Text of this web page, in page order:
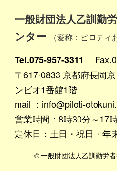
一般財団法人乙訓勤
ンター
（愛称：ピロティ
Tel.075-957-3311
〒617-0833 京都府長岡
ンビオ1番館1階
mail ：info@piloti-
営業時間：8時30分～17
定休日：土日・祝日・年
© 一般財団法人乙訓勤労